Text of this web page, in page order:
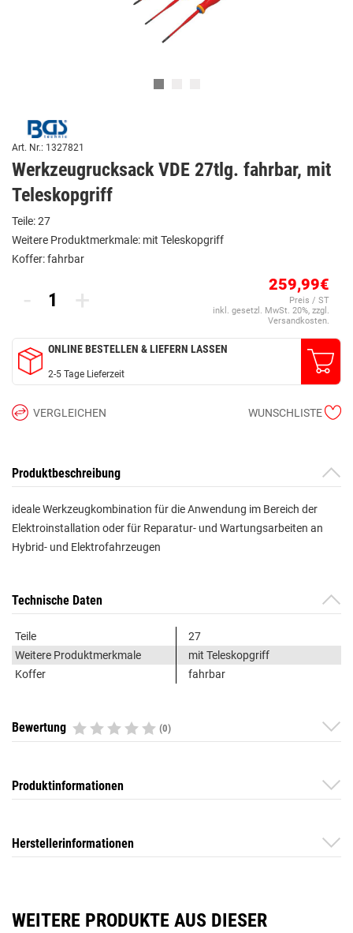
Art. Nr.: 1327821
Werkzeugrucksack VDE 27tlg. fahrbar, mit
Teleskopgriff
Teile: 27
Weitere Produktmerkmale: mit Teleskopgriff
Koffer: fahrbar
- + 259,99€
Preis / ST
inkl. gesetzl. MwSt. 20%, zzgl.
Versandkosten.
ONLINE BESTELLEN & LIEFERN LASSEN
2-5 Tage Lieferzeit
VERGLEICHEN WUNSCHLISTE
Produktbeschreibung
ideale Werkzeugkombination für die Anwendung im Bereich der
Elektroinstallation oder für Reparatur- und Wartungsarbeiten an
Hybrid- und Elektrofahrzeugen
Technische Daten
Teile
27
Weitere Produktmerkmale
mit Teleskopgriff
Koffer
fahrbar
Bewertung (0)
Produktinformationen
Herstellerinformationen
WEITERE PRODUKTE AUS DIESER